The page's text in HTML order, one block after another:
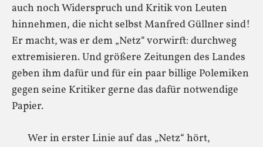
auch noch Widerspruch und Kritik von Leuten
hinnehmen, die nicht selbst Manfred Güllner sind!
Er macht, was er dem „Netz“ vorwirft: durchweg
extremisieren. Und größere Zeitungen des Landes
geben ihm dafür und für ein paar billige Polemiken
gegen seine Kritiker gerne das dafür notwendige
Papier.
Wer in erster Linie auf das „Netz“ hört,